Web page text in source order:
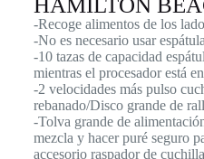
HAMILTON
-Recoge alimentos de los
-No es necesario usar espátula
-10 tazas de capacidad
mientras el procesador está
-2 velocidades más pulso
rebanado/Disco grande de
-Tolva grande de
mezcla y hacer puré seguro
accesorio raspador de